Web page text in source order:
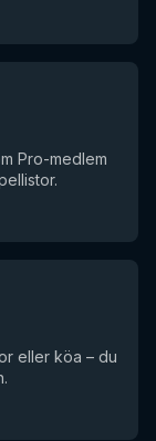
Pro-medlem
eller köa – du